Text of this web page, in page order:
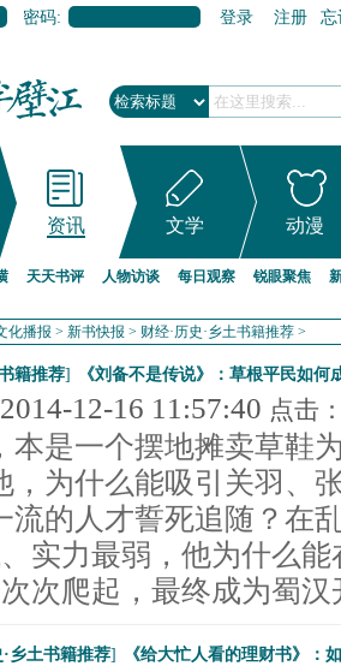
密码: 登录 注册 忘
资讯 文学 动漫
天天书评 人物访谈 每日观察 锐眼聚焦
化播报 > 新书快报 > 财经·历史·乡土书籍推荐 >
籍推荐] 《刘备不是传说》：草根平民如何
2014-12-16 11:57:40 点击
本是一个摆地摊卖草鞋
，为什么能吸引关羽、
流的人才誓死追随？在
实力最弱，他为什么
次爬起，最终成为蜀汉
·乡土书籍推荐] 《给大忙人看的理财书》：